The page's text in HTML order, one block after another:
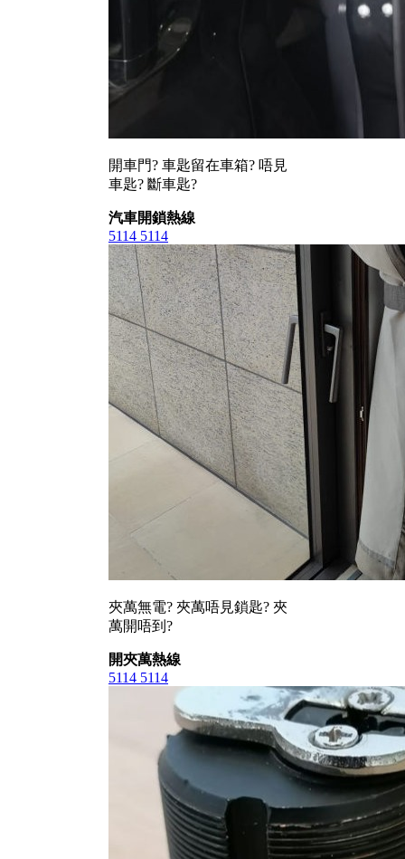
開車門? 車匙留在車箱? 唔見
車匙? 斷車匙?
汽車開鎖熱線
5114 5114
夾萬無電? 夾萬唔見鎖匙? 夾
萬開唔到?
開夾萬熱線
5114 5114